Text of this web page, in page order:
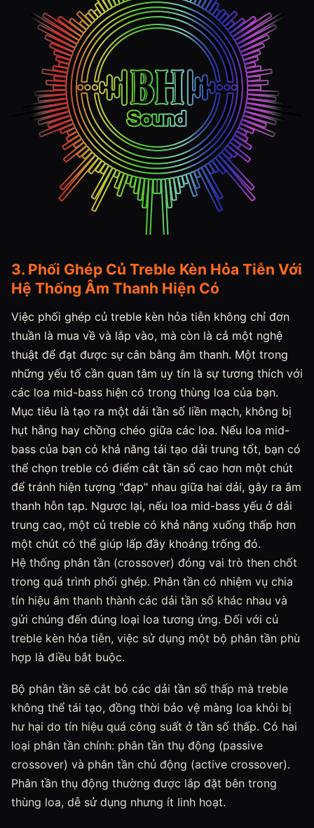
3. Phối Ghép Củ Treble Kèn Hỏa Tiễn Với
Hệ Thống Âm Thanh Hiện Có
Việc phối ghép củ treble kèn hỏa tiễn không chỉ đơn
thuần là mua về và lắp vào, mà còn là cả một nghệ
thuật để đạt được sự cân bằng âm thanh. Một trong
những yếu tố cần quan tâm uy tín là sự tương thích với
các loa mid-bass hiện có trong thùng loa của bạn.
Mục tiêu là tạo ra một dải tần số liền mạch, không bị
hụt hẫng hay chồng chéo giữa các loa. Nếu loa mid-
bass của bạn có khả năng tái tạo dải trung tốt, bạn có
thể chọn treble có điểm cắt tần số cao hơn một chút
để tránh hiện tượng "đạp" nhau giữa hai dải, gây ra âm
thanh hỗn tạp. Ngược lại, nếu loa mid-bass yếu ở dải
trung cao, một củ treble có khả năng xuống thấp hơn
một chút có thể giúp lấp đầy khoảng trống đó.
Hệ thống phân tần (crossover) đóng vai trò then chốt
trong quá trình phối ghép. Phân tần có nhiệm vụ chia
tín hiệu âm thanh thành các dải tần số khác nhau và
gửi chúng đến đúng loại loa tương ứng. Đối với củ
treble kèn hỏa tiễn, việc sử dụng một bộ phân tần phù
hợp là điều bắt buộc.
Bộ phân tần sẽ cắt bỏ các dải tần số thấp mà treble
không thể tái tạo, đồng thời bảo vệ màng loa khỏi bị
hư hại do tín hiệu quá công suất ở tần số thấp. Có hai
loại phân tần chính: phân tần thụ động (passive
crossover) và phân tần chủ động (active crossover).
Phân tần thụ động thường được lắp đặt bên trong
thùng loa, dễ sử dụng nhưng ít linh hoạt.